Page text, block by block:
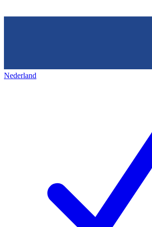
Nederland